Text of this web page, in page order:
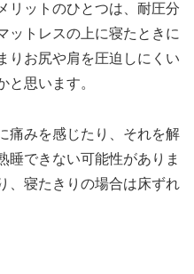
リットのひとつは、耐圧分
ットレスの上に寝たときに
りお尻や肩を圧迫しにくい
と思います。
痛みを感じたり、それを解
睡できない可能性がありま
、寝たきりの場合は床ずれ